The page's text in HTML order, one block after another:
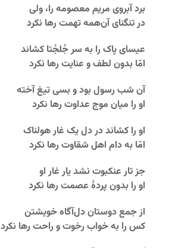
برد آبروی مریم معصومه را، ولی
در تنگنای آن‌همه تهمت رها نکرد
عیسای پاک را به سر جُلجُتا کشاند
امّا بدون لطف و عنایت رها نکرد
آن شب رسول بود و بسی تیغ آخته
او را میان موج عداوت رها نکرد
او را کشاند در دل یک غار هولناک
امّا به دام اهل شقاوت رها نکرد
جز ‌تار عنکبوت نشد یار غار او
او را بدون پردۀ عصمت رها نکرد
از جمع دوستان دل‌آگاه خویشتن
کس را به خواب رخوت و راحت رها نکرد